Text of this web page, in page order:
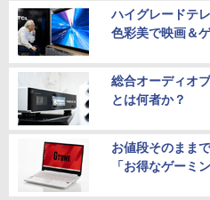
ハイグレードテ
色彩美で映画＆
総合オーディオ
とは何者か？
お値段そのまま
「お得なゲーミ